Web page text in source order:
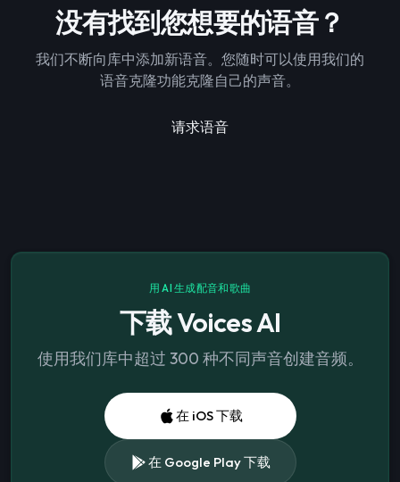
没有找到您想要的语音？
我们不断向库中添加新语音。您随时可以使用我们的
语音克隆功能克隆自己的声音。
请求语音
用 AI 生成配音和歌曲
下载 Voices AI
使用我们库中超过 300 种不同声音创建音频。
在 iOS 下载
在 Google Play 下载